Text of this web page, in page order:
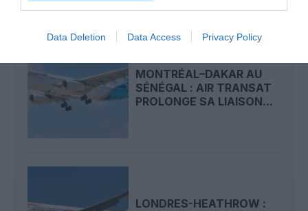
Data Deletion Data Access Privacy Policy
LIRE AUSSI
MONTRÉAL–DAKAR AU
SÉNÉGAL : AIR TRANSAT
PROLONGE SA LIAISON...
LONDRES-HEATHROW :